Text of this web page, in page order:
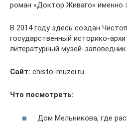
роман «Доктор Живаго» именно
В 2014 году здесь создан
государственный историко-
литературный музей-заповедник.
Сайт: chisto-muzei.ru
Что посмотреть:
Дом Мельникова, где